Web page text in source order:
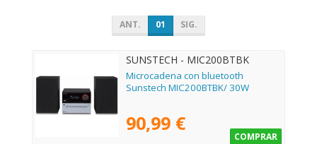
ANT. 01 SIG.
SUNSTECH - MIC200BTBK
Microcadena con bluetooth
Sunstech MIC200BTBK/ 30W
90,99 €
COMPRAR